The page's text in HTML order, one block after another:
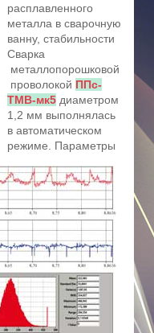
расплавленного
металла в сварочную
ванну, стабильности
Сварка
металлопорошковой
проволокой ППс-
ТМВ-мк5 диаметром
1,2 мм выполнялась
в автоматическом
режиме. Параметры